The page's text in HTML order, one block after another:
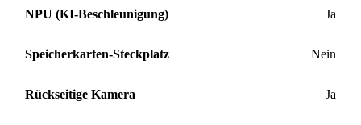
NPU (KI-Beschleunigung) Ja
Speicherkarten-Steckplatz Nein
Rückseitige Kamera Ja